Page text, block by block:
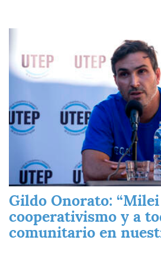
Gildo Onorato:
cooperativismo y a
comunitario en